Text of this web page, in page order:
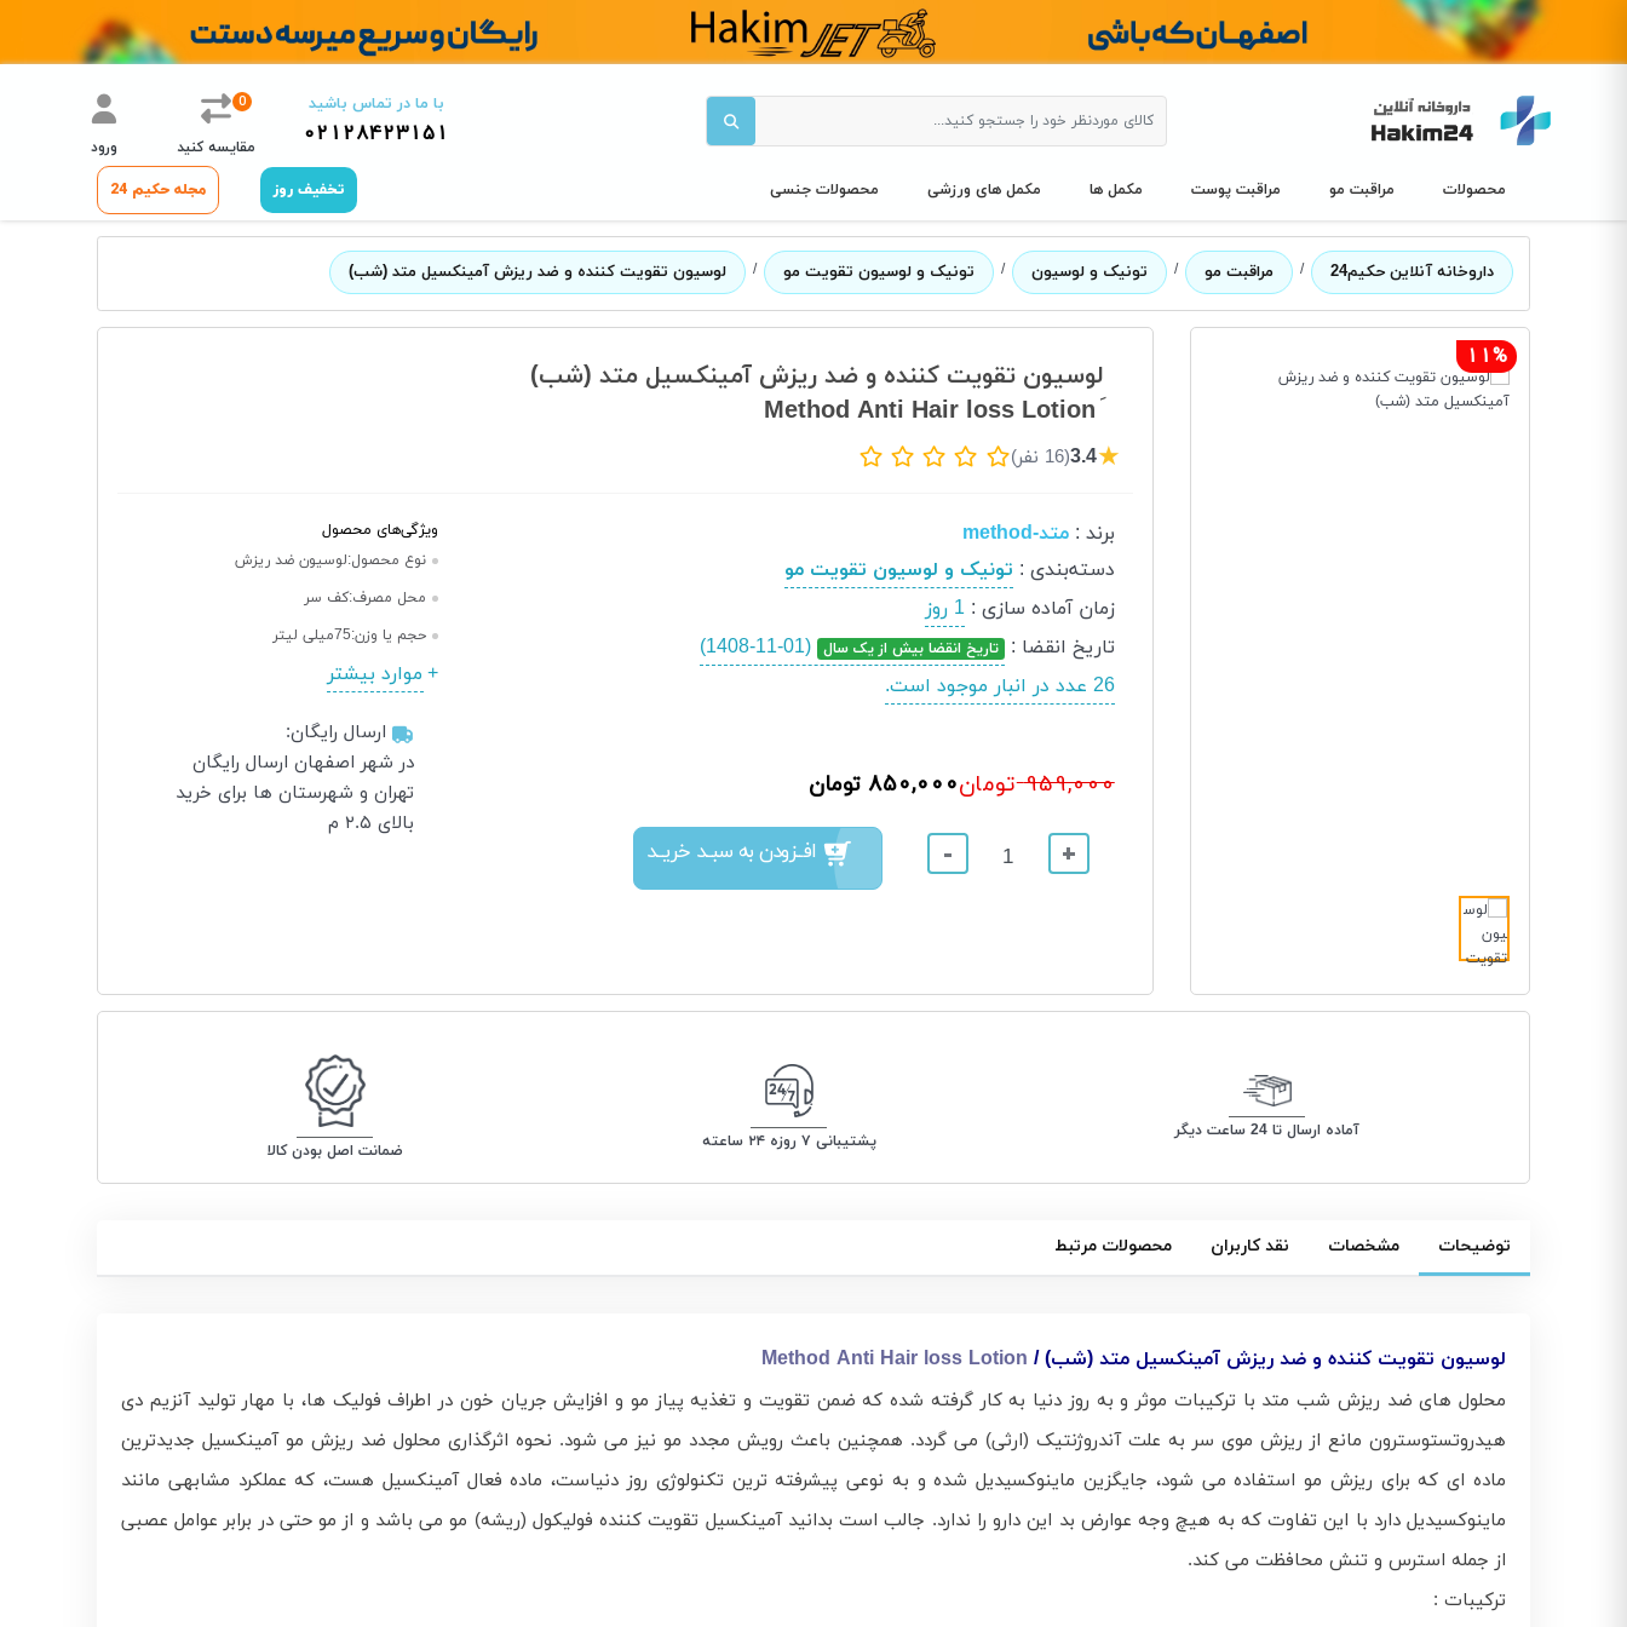
با ما در تماس باشید
02128423151
0
مقایسه کنید ورود
محصولات مراقبت مو مراقبت پوست مکمل ها مکمل های ورزشی محصولات جنسی تخفیف روز مجله حکیم 24
داروخانه آنلاین حکیم24 / مراقبت مو / تونیک و لوسیون / تونیک و لوسیون تقویت مو / لوسیون تقویت کننده و ضد ریزش آمینکسیل متد (شب)
11%
لوسیون تقویت کننده و ضد ریزش آمینکسیل متد (شب)
َ Method Anti Hair loss Lotion
★
3.4(16 نفر)
برند :متد-method
دسته‌بندی : تونیک و لوسیون تقویت مو
زمان آماده سازی :1 روز
تاریخ انقضا : تاریخ انقضا بیش از یک سال (1408-11-01)
26 عدد در انبار موجود است.
959,000 تومان850,000 تومان
+
- افــزودن به سبــد خریــد
ویژگی‌های محصول
نوع محصول:لوسیون ضد ریزش
محل مصرف:کف سر
حجم یا وزن:75میلی لیتر
موارد بیشتر
ارسال رایگان:
در شهر اصفهان ارسال رایگان
تهران و شهرستان ها برای خرید
بالای ۲.۵ م
آماده ارسال تا 24 ساعت دیگر پشتیبانی ۷ روزه ۲۴ ساعته ضمانت اصل بودن کالا
توضیحات مشخصات نقد کاربران محصولات مرتبط
لوسیون تقویت کننده و ضد ریزش آمینکسیل متد (شب) / Method Anti Hair loss Lotion
محلول های ضد ریزش شب متد با ترکیبات موثر و به روز دنیا به کار گرفته شده که ضمن تقویت و تغذیه پیاز مو و افزایش جریان خون در اطراف فولیک ها، با مهار تولید آنزیم دی
هیدروتستوسترون مانع از ریزش موی سر به علت آندروژنتیک (ارثی) می گردد. همچنین باعث رویش مجدد مو نیز می شود. نحوه اثرگذاری محلول ضد ریزش مو آمینکسیل جدیدترین
ماده ای که برای ریزش مو استفاده می شود، جایگزین ماینوکسیدیل شده و به نوعی پیشرفته ترین تکنولوژی روز دنیاست، ماده فعال آمینکسیل هست، که عملکرد مشابهی مانند
ماینوکسیدیل دارد با این تفاوت که به هیچ وجه عوارض بد این دارو را ندارد. جالب است بدانید آمینکسیل تقویت کننده فولیکول (ریشه) مو می باشد و از مو حتی در برابر عوامل عصبی
از جمله استرس و تنش محافظت می کند.
ترکیبات :